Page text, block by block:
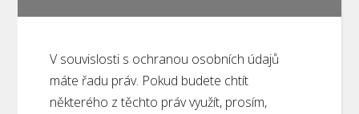
V souvislosti s ochranou osobních údajů
máte řadu práv. Pokud budete chtít
některého z těchto práv využít, prosím,